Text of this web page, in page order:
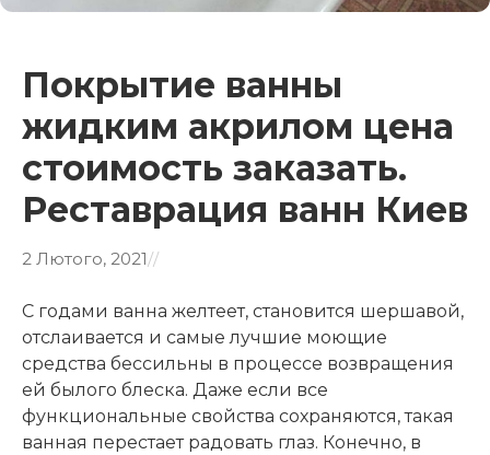
Покрытие ванны
жидким акрилом цена
стоимость заказать.
Реставрация ванн Киев
2 Лютого, 2021//
С годами ванна желтеет, становится шершавой,
отслаивается и самые лучшие моющие
средства бессильны в процессе возвращения
ей былого блеска. Даже если все
функциональные свойства сохраняются, такая
ванная перестает радовать глаз. Конечно, в